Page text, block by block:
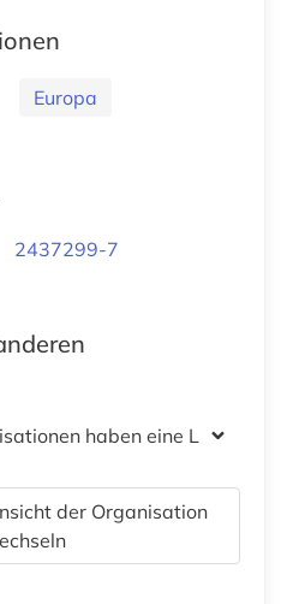
Europa
2437299-7
haben eine Lizenz
der Organisation